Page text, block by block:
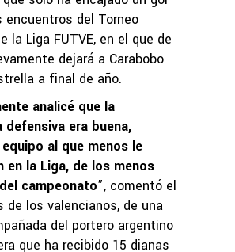
encuentros del Torneo
la Liga FUTVE, en el que de
dejará a Carabobo
a final de año.
analicé que la
era buena,
al que menos le
en la Liga, de los menos
campeonato”, comentó el
de los valencianos, de una
del portero argentino
que ha recibido 15 dianas